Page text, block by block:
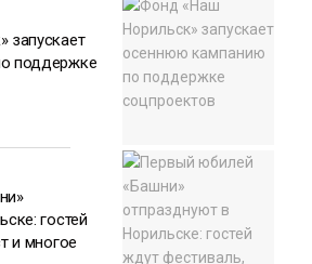
запускает
поддержке
гостей
и многое